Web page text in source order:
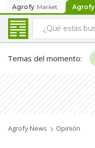
Agrofy Market Agrofy
Temas del momento:
Agrofy News Opinión